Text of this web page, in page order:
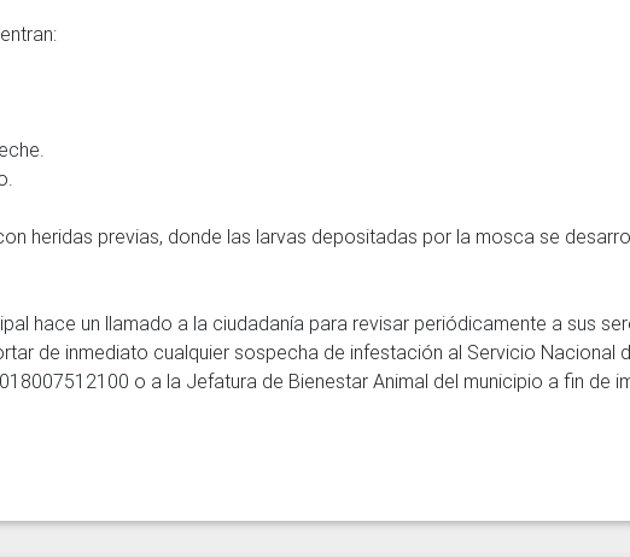
heridas previas, donde las larvas depositadas por la mosca se
hace un llamado a la ciudadanía para revisar periódicamente a sus
de inmediato cualquier sospecha de infestación al Servicio Nacional
o a la Jefatura de Bienestar Animal del municipio a fin de